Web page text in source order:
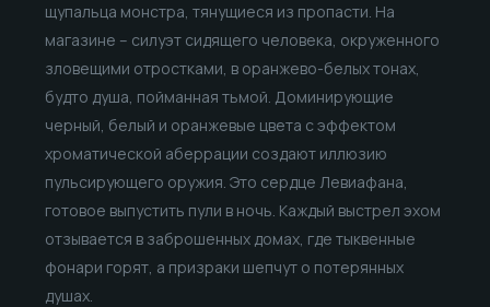
щупальца монстра, тянущиеся из пропасти. На
магазине – силуэт сидящего человека, окруженного
зловещими отростками, в оранжево-белых тонах,
будто душа, пойманная тьмой. Доминирующие
черный, белый и оранжевые цвета с эффектом
хроматической аберрации создают иллюзию
пульсирующего оружия. Это сердце Левиафана,
готовое выпустить пули в ночь. Каждый выстрел эхом
отзывается в заброшенных домах, где тыквенные
фонари горят, а призраки шепчут о потерянных
душах.